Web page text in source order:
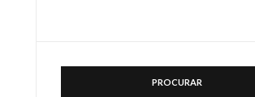
PROCURAR